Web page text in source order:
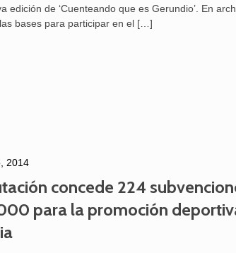
edición de ‘Cuenteando que es Gerundio’. En
bases para participar en el[…]
2014
concede 224
para la promoción